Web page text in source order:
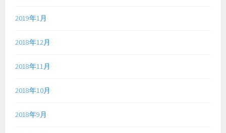
2019年1月
2018年12月
2018年11月
2018年10月
2018年9月